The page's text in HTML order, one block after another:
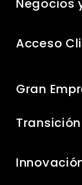
Acceso
Gran